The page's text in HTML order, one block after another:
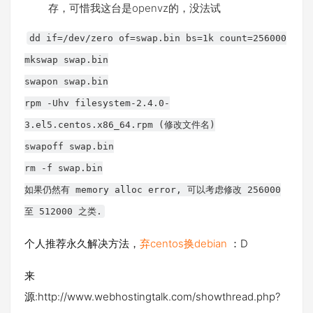
存，可惜我这台是openvz的，没法试
dd if=/dev/zero of=swap.bin bs=1k count=256000
mkswap swap.bin
swapon swap.bin
rpm -Uhv filesystem-2.4.0-
3.el5.centos.x86_64.rpm (修改文件名)
swapoff swap.bin
rm -f swap.bin
如果仍然有 memory alloc error, 可以考虑修改 256000
至 512000 之类.
个人推荐永久解决方法， 弃centos换debian ：D
来
源:http://www.webhostingtalk.com/showthread.php?